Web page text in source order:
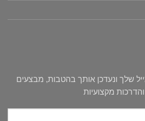
שלך ונעדכן אותך בהטבות, מבצעים
והדרכות מקצועיות